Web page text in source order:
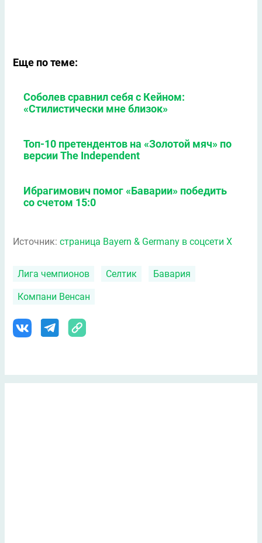
Еще по теме:
Соболев сравнил себя с Кейном:
«Стилистически мне близок»
Топ-10 претендентов на «Золотой мяч» по
версии The Independent
Ибрагимович помог «Баварии» победить
со счетом 15:0
Источник: страница Bayern & Germany в соцсети X
Лига чемпионов Селтик Бавария
Компани Венсан